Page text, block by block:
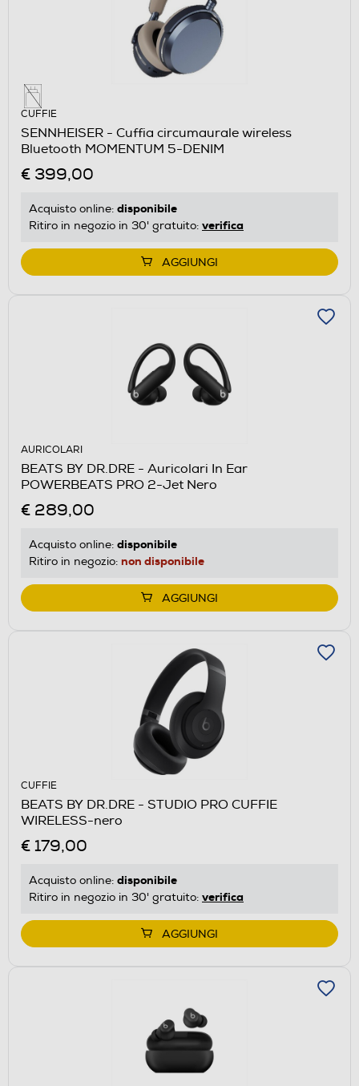
CUFFIE
SENNHEISER - Cuffia circumaurale wireless
Bluetooth MOMENTUM 5-DENIM
€ 399,00
Acquisto online: disponibile
Ritiro in negozio in 30' gratuito: verifica
AGGIUNGI
AURICOLARI
BEATS BY DR.DRE - Auricolari In Ear
POWERBEATS PRO 2-Jet Nero
€ 289,00
Acquisto online: disponibile
Ritiro in negozio: non disponibile
AGGIUNGI
CUFFIE
BEATS BY DR.DRE - STUDIO PRO CUFFIE
WIRELESS-nero
€ 179,00
Acquisto online: disponibile
Ritiro in negozio in 30' gratuito: verifica
AGGIUNGI